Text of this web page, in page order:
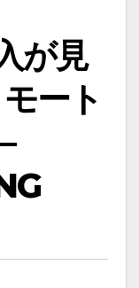
が見
ート